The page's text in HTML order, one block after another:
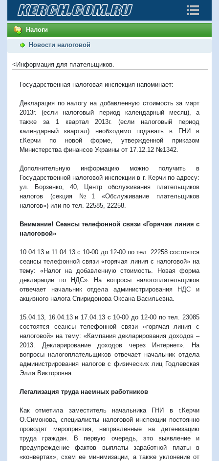
Налоги
Новости налоговой
<Информация для плательщиков.
Государственная налоговая инспекция напоминает:
Декларация по налогу на добавленную стоимость за март
2013г. (если налоговый период календарный месяц), а
также за 1 квартал 2013г. (если налоговый период
календарный квартал) необходимо подавать в ГНИ в
г.Керчи по новой форме, утвержденной приказом
Министерства финансов Украины от 17.12.12 №1342.
Дополнительную информацию можно получить в
Государственной налоговой инспекции в г. Керчи по адресу:
ул. Борзенко, 40, Центр обслуживания плательщиков
налогов (секция №1 «Обслуживание плательщиков
налогов») или по тел. 22585, 22258.
Внимание! Сеансы телефонной связи «Горячая линия с
налоговой»
10.04.13 и 11.04.13 с 10-00 до 12-00 по тел. 22258 состоятся
сеансы телефонной связи «горячая линия с налоговой» на
тему: «Налог на добавленную стоимость. Новая форма
декларации по НДС». На вопросы налогоплательщиков
отвечает начальник отдела администрирования НДС и
акцизного налога Спиридонова Оксана Васильевна.
15.04.13, 16.04.13 и 17.04.13 с 10-00 до 12-00 по тел. 23085
состоятся сеансы телефонной связи «горячая линия с
налоговой» на тему: «Кампания декларирования доходов –
2013. Декларирование доходов через Интернет». На
вопросы налогоплательщиков отвечает начальник отдела
администрирования налогов с физических лиц Годлевская
Элла Викторовна.
Легализация труда наемных работников
Как отметила заместитель начальника ГНИ в г.Керчи
О.Симонова, специалисты налоговой инспекции постоянно
проводят мероприятия, направленные на детенизацию
труда граждан. В первую очередь, это выявление и
предупреждение фактов выплаты заработной платы в
«конвертах», схем ее минимизации, а также уклонение от